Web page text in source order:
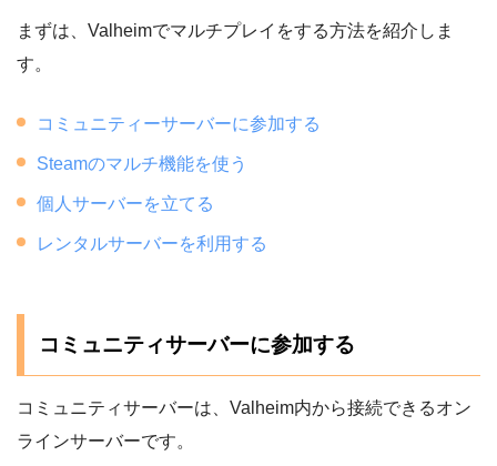
まずは、Valheimでマルチプレイをする方法を紹介しま
す。
コミュニティーサーバーに参加する
Steamのマルチ機能を使う
個人サーバーを立てる
レンタルサーバーを利用する
コミュニティサーバーに参加する
コミュニティサーバーは、Valheim内から接続できるオン
ラインサーバーです。